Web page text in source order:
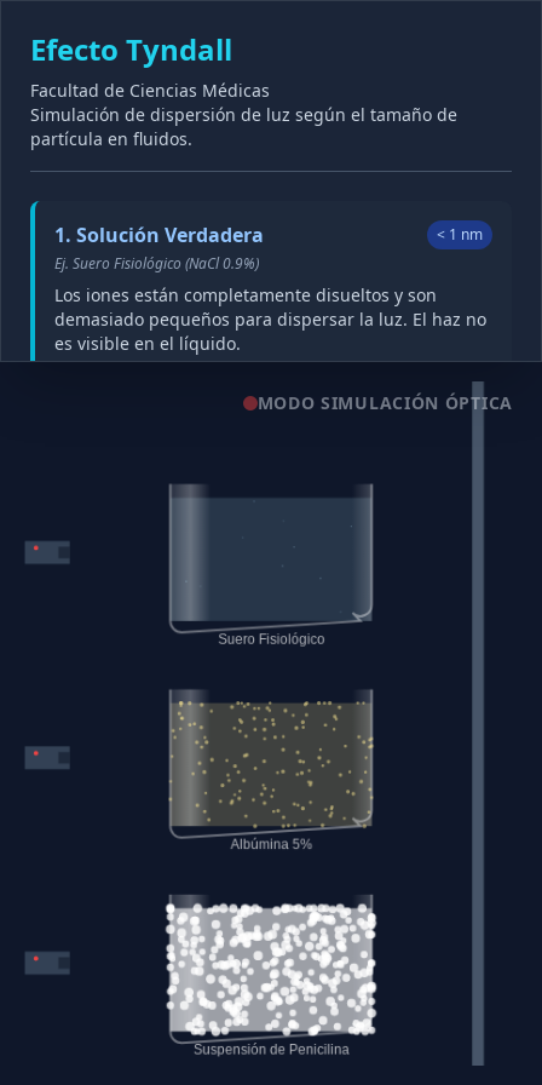
Efecto Tyndall
Facultad de Ciencias Médicas
Simulación de dispersión de luz según el tamaño de
partícula en fluidos.
1. Solución Verdadera
< 1 nm
Ej. Suero Fisiológico (NaCl 0.9%)
Los iones están completamente disueltos y son
demasiado pequeños para dispersar la luz. El haz no
es visible en el líquido.
Las macromoléculas proteicas son lo suficientemente
grandes para dispersar la luz. El haz se vuelve visible
Encender Láser
3. Suspensión
Ej. Penicilina G Benzatínica (Suspensión)
Partículas sólidas grandes suspendidas
temporalmente en un líquido. Ocurre una dispersión
masiva y bloquean gran parte de la luz. Suelen
Encender Láser
Alternar Todos los Láseres
MODO SIMULACIÓN ÓPTICA